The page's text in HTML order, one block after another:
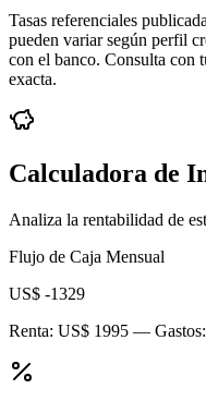
Tasas referenciales
pueden variar según perfil
con el banco. Consulta con
exacta.
Calculadora de
Analiza la rentabilidad de
Flujo de Caja Mensual
US$ -1329
Renta: US$ 1995 — Gastos: